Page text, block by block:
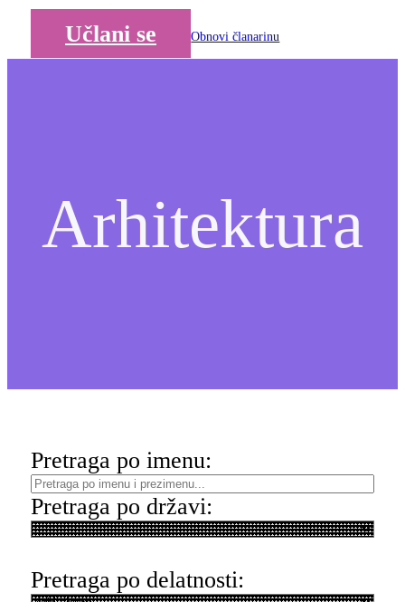
Učlani se
Obnovi članarinu
Arhitektura
Pretraga po imenu:
Pretraga po državi:
Pretraga po delatnosti: